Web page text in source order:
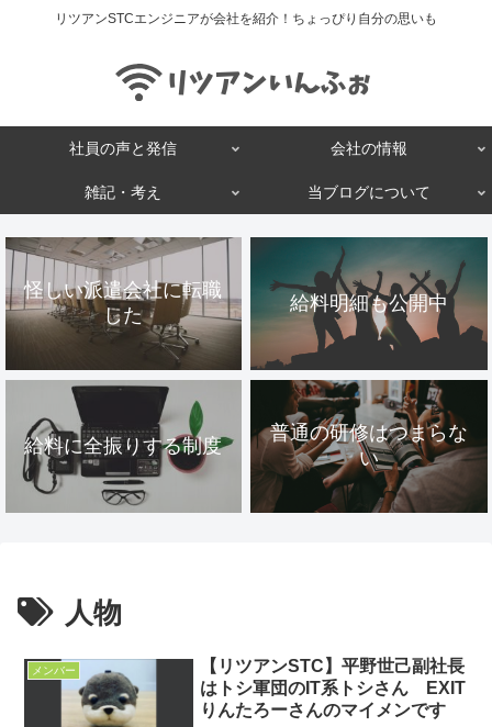
リツアンSTCエンジニアが会社を紹介！ちょっぴり自分の思いも
社員の声と発信 会社の情報
雑記・考え 当ブログについて
怪しい派遣会社に転職
した
給料明細も公開中
給料に全振りする制度
普通の研修はつまらな
い
人物
メンバー
【リツアンSTC】平野世己副社長
はトシ軍団のIT系トシさん EXIT
りんたろーさんのマイメンです